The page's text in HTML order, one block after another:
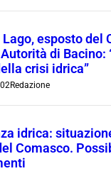
esposto del
di Bacino:
crisi idrica”
Redazione
idrica:
Comasco.